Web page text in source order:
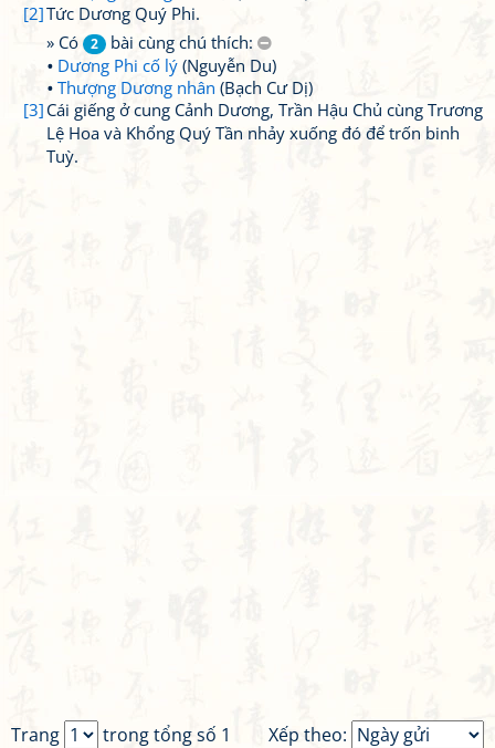
[2]Tức Dương Quý Phi.
» Có
2
bài cùng chú thích:
Dương Phi cố lý (Nguyễn Du)
Thượng Dương nhân (Bạch Cư Dị)
[3] Cái giếng ở cung Cảnh Dương, Trần Hậu Chủ cùng Trương
Lệ Hoa và Khổng Quý Tần nhảy xuống đó để trốn binh
Tuỳ.
Xếp theo:
Trang
trong tổng số 1